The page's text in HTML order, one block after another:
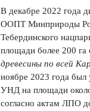
В декабре 2022 года
ООПТ Минприроды
Тебердинского
площади более 200
древесины по всей
ноябре 2023 года был
УНД на площади
согласно актам ЛПО